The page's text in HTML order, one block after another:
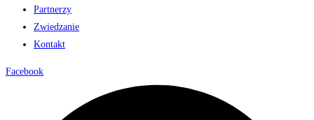
Partnerzy
Zwiedzanie
Kontakt
Facebook